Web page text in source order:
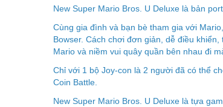
New Super Mario Bros. U Deluxe là bản
Cùng gia đình và bạn bè tham gia với
Bowser. Cách chơi đơn giản, dễ điều
Mario và niềm vui quây quần bên nhau đi
Chỉ với 1 bộ Joy-con là 2 người đã có thể
Coin Battle.
New Super Mario Bros. U Deluxe là tựa